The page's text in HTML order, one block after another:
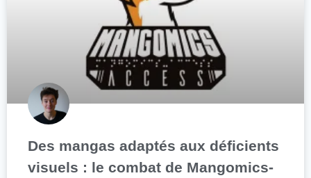
Des mangas adaptés aux déficients
visuels : le combat de Mangomics-